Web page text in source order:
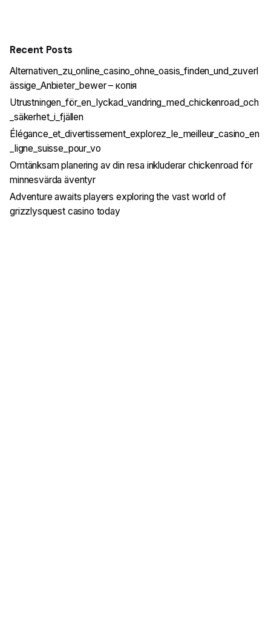
Recent Posts
Alternativen_zu_online_casino_ohne_oasis_finden_und_zuverl
ässige_Anbieter_bewer – копія
Utrustningen_för_en_lyckad_vandring_med_chickenroad_och
_säkerhet_i_fjällen
Élégance_et_divertissement_explorez_le_meilleur_casino_en
_ligne_suisse_pour_vo
Omtänksam planering av din resa inkluderar chickenroad för
minnesvärda äventyr
Adventure awaits players exploring the vast world of
grizzlysquest casino today